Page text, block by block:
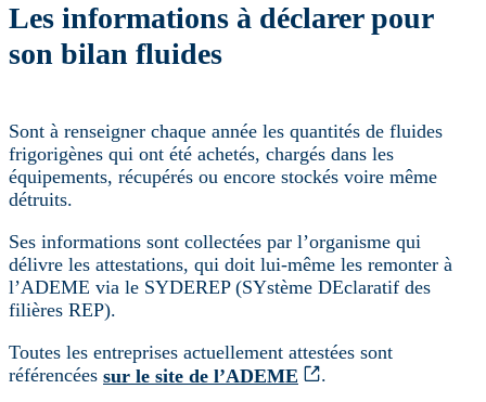
Les informations à déclarer pour
son bilan fluides
Sont à renseigner chaque année les quantités de fluides
frigorigènes qui ont été achetés, chargés dans les
équipements, récupérés ou encore stockés voire même
détruits.
Ses informations sont collectées par l’organisme qui
délivre les attestations, qui doit lui-même les remonter à
l’ADEME via le SYDEREP (SYstème DEclaratif des
filières REP).
Toutes les entreprises actuellement attestées sont
référencées sur le site de l’ADEME .